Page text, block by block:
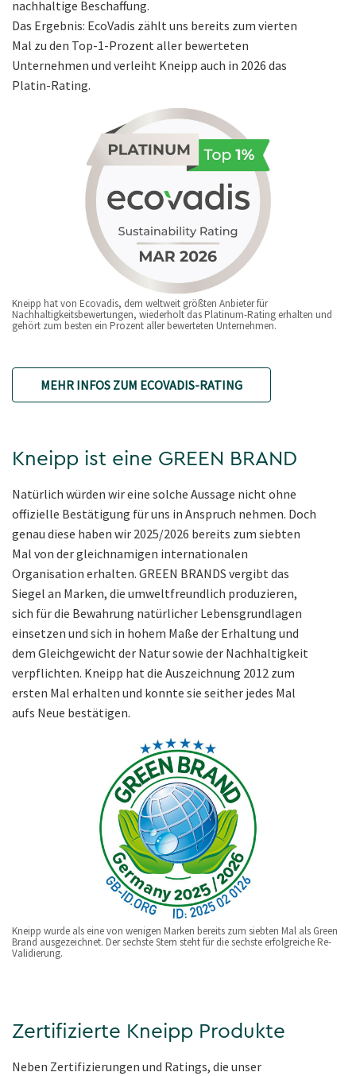
Kneipp hat von Ecovadis, dem weltweit größten Anbieter für
Nachhaltigkeitsbewertungen, wiederholt das Platinum-Rating erhalten und
gehört zum besten ein Prozent aller bewerteten Unternehmen.
nachhaltige Beschaffung.
Das Ergebnis: EcoVadis zählt uns bereits zum vierten
Mal zu den Top-1-Prozent aller bewerteten
Unternehmen und verleiht Kneipp auch in 2026 das
Platin-Rating.
MEHR INFOS ZUM ECOVADIS-RATING
Kneipp wurde als eine von wenigen Marken bereits zum siebten Mal als Green
Brand ausgezeichnet. Der sechste Stern steht für die sechste erfolgreiche Re-
Validierung.
Kneipp ist eine GREEN BRAND
Natürlich würden wir eine solche Aussage nicht ohne
offizielle Bestätigung für uns in Anspruch nehmen. Doch
genau diese haben wir 2025/2026 bereits zum siebten
Mal von der gleichnamigen internationalen
Organisation erhalten. GREEN BRANDS vergibt das
Siegel an Marken, die umweltfreundlich produzieren,
sich für die Bewahrung natürlicher Lebensgrundlagen
einsetzen und sich in hohem Maße der Erhaltung und
dem Gleichgewicht der Natur sowie der Nachhaltigkeit
verpflichten. Kneipp hat die Auszeichnung 2012 zum
ersten Mal erhalten und konnte sie seither jedes Mal
aufs Neue bestätigen.
Zertifizierte Kneipp Produkte
Neben Zertifizierungen und Ratings, die unser